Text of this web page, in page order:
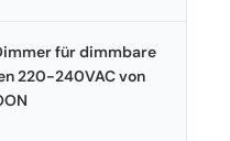
für dimmbare
220-240VAC von